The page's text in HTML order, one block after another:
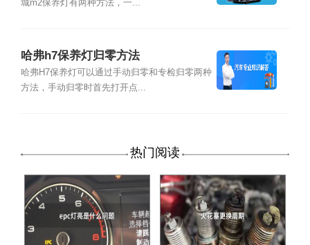
城m2保养灯有两种方法，一...
哈弗h7保养灯归零方法
哈弗H7保养灯可以通过手动归零和专检归零两种
方法，手动归零时首先打开点...
热门阅读